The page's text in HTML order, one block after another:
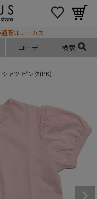
販はサーカス
コーデ 検索
ャツ ピンク(PK)